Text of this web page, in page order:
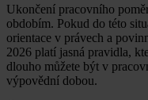
Ukončení pracovního
obdobím. Pokud do této
orientace v právech a
2026 platí jasná pravidla,
dlouho můžete být v
výpovědní dobou.